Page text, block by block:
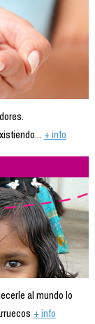
+ info
al mundo lo
+ info